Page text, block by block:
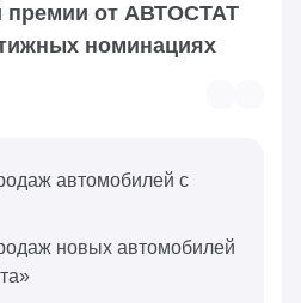
премии от АВТОСТАТ
номинациях
автомобилей с
новых автомобилей